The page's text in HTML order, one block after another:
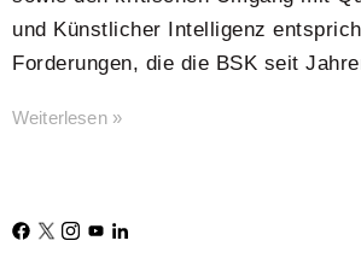
und Künstlicher Intelligenz
Forderungen, die die BSK seit
Weiterlesen »